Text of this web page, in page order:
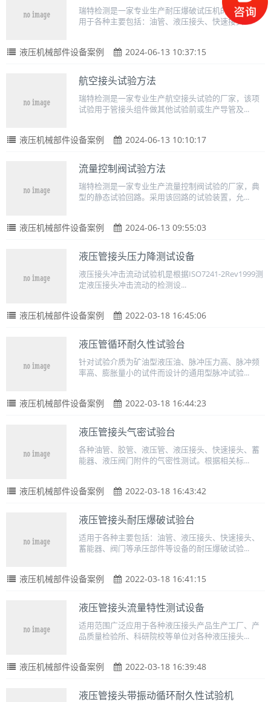
瑞特检测是一家专业生产耐压爆破试压机的厂家，适
用于各种主要包括：油管、液压接头、快速接头...
液压机械部件设备案例 2024-06-13 10:37:15
航空接头试验方法
瑞特检测是一家专业生产航空接头试验的厂家，该项
试验用于管接头组件做其他试验前或生产导管及...
液压机械部件设备案例 2024-06-13 10:10:17
流量控制阀试验方法
瑞特检测是一家专业生产流量控制阀试验的厂家，典
型的静态试验回路。采用该回路的试验装置，允...
液压机械部件设备案例 2024-06-13 09:55:03
液压管接头压力降测试设备
液压接头冲击流动试验机是根据ISO7241-2Rev1999测
定液压接头冲击流动的检测设...
液压机械部件设备案例 2022-03-18 16:45:06
液压管循环耐久性试验台
针对试验介质为矿油型液压油、脉冲压力高、脉冲频
率高、膨胀量小的试件而设计的通用型脉冲试验...
液压机械部件设备案例 2022-03-18 16:44:23
液压管接头气密试验台
各种油管、胶管、液压管、液压接头、快速接头、蓄
能器、液压阀门附件的气密性测试。根据相关标...
液压机械部件设备案例 2022-03-18 16:43:42
液压管接头耐压爆破试验台
适用于各种主要包括：油管、液压接头、快速接头、
蓄能器、阀门等承压部件等设备的耐压爆破试验...
液压机械部件设备案例 2022-03-18 16:41:15
液压管接头流量特性测试设备
适用范围广泛应用于各种液压接头产品生产工厂、产
品质量检验所、科研院校等单位对各种液压接头...
液压机械部件设备案例 2022-03-18 16:39:48
液压管接头带振动循环耐久性试验机